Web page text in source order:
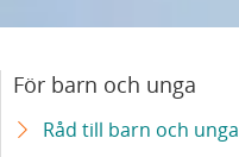
För barn och unga
Råd till barn och unga